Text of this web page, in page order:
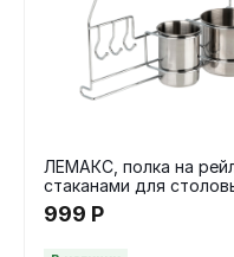
ЛЕМАКС, полка на
стаканами для
приборов, хром
999 Р